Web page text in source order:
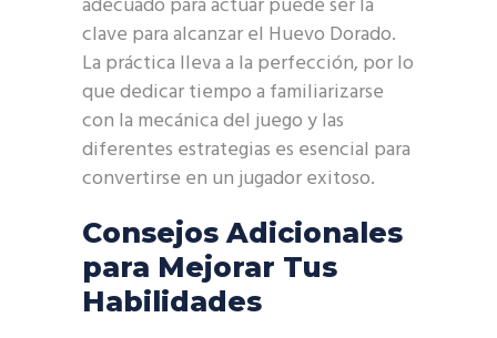
clave para alcanzar el Huevo Dorado.
La práctica lleva a la perfección, por lo
que dedicar tiempo a familiarizarse
con la mecánica del juego y las
diferentes estrategias es esencial para
convertirse en un jugador exitoso.
Consejos Adicionales
para Mejorar Tus
Habilidades